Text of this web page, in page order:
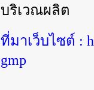
บริเวณผลิต
ที่มาเว็บไซต์ :
gmp